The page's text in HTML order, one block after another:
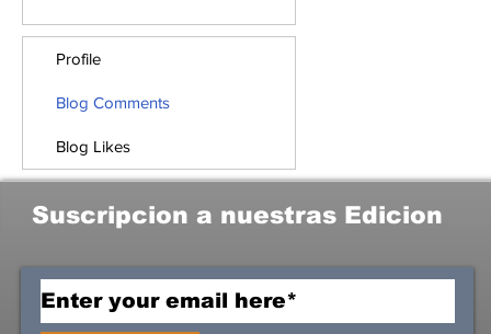
Profile
Blog Comments
Blog Likes
Suscripcion a nuestras Edicion